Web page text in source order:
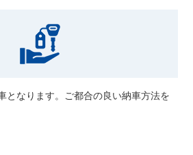
となります。ご都合の良い納車方法を